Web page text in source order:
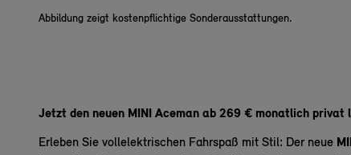
Abbildung zeigt kostenpflichtige Sonderausstattungen.
Jetzt den neuen MINI Aceman ab 269 € monatlich privat
Erleben Sie vollelektrischen Fahrspaß mit Stil: Der neue